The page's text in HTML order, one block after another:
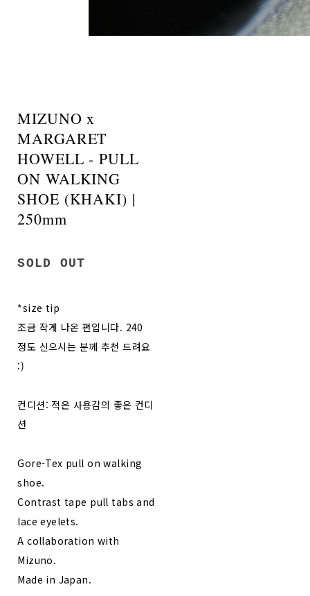
MIZUNO x
MARGARET
HOWELL - PULL
ON WALKING
SHOE (KHAKI) |
250mm
SOLD OUT
*size tip
조금 작게 나온 편입니다. 240
정도 신으시는 분께 추천 드려요
:)
컨디션: 적은 사용감의 좋은 컨디
션
Gore-Tex pull on walking
shoe.
Contrast tape pull tabs and
lace eyelets.
A collaboration with
Mizuno.
Made in Japan.